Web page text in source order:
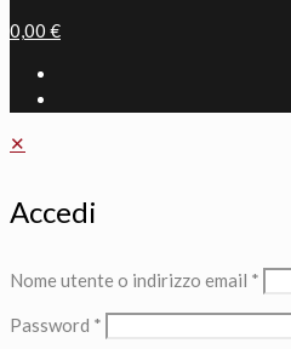
0,00 €
✕
Accedi
Nome utente o indirizzo email *
Password *